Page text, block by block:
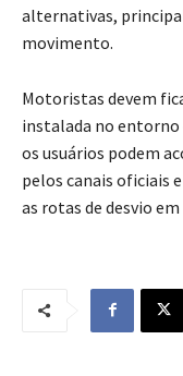
alternativas,
movimento.
Motoristas devem
instalada no entorno
os usuários podem
pelos canais oficiais
as rotas de desvio